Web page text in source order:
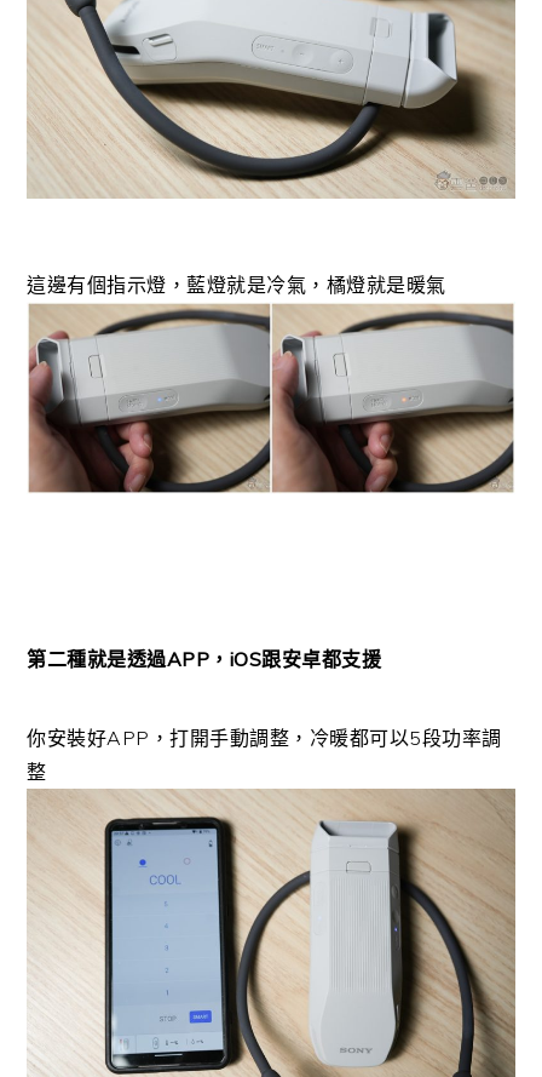
這邊有個指示燈，藍燈就是冷氣，橘燈就是暖氣
第二種就是透過APP，iOS跟安卓都支援
你安裝好APP，打開手動調整，冷暖都可以5段功率調
整